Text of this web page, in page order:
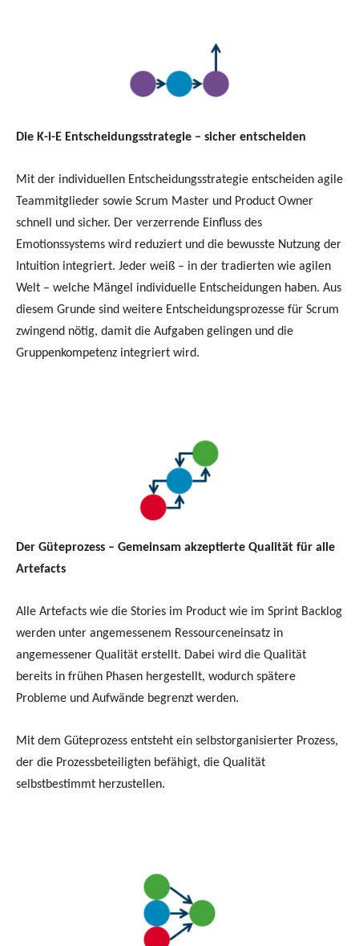
Die K-i-E Entscheidungsstrategie – sicher entscheiden
Mit der individuellen Entscheidungsstrategie entscheiden agile
Teammitglieder sowie Scrum Master und Product Owner
schnell und sicher. Der verzerrende Einfluss des
Emotionssystems wird reduziert und die bewusste Nutzung der
Intuition integriert. Jeder weiß – in der tradierten wie agilen
Welt – welche Mängel individuelle Entscheidungen haben. Aus
diesem Grunde sind weitere Entscheidungsprozesse für Scrum
zwingend nötig, damit die Aufgaben gelingen und die
Gruppenkompetenz integriert wird.
Der Güteprozess – Gemeinsam akzeptierte Qualität für alle
Artefacts
Alle Artefacts wie die Stories im Product wie im Sprint Backlog
werden unter angemessenem Ressourceneinsatz in
angemessener Qualität erstellt. Dabei wird die Qualität
bereits in frühen Phasen hergestellt, wodurch spätere
Probleme und Aufwände begrenzt werden.
Mit dem Güteprozess entsteht ein selbstorganisierter Prozess,
der die Prozessbeteiligten befähigt, die Qualität
selbstbestimmt herzustellen.